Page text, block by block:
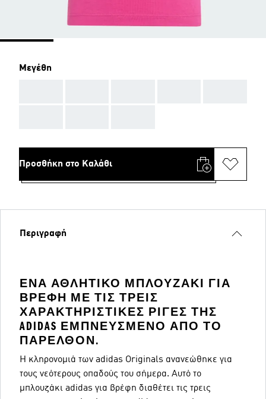
Μεγέθη
Προσθήκη στο Καλάθι
Περιγραφή
ΈΝΑ ΑΘΛΗΤΙΚΌ ΜΠΛΟΥΖΆΚΙ ΓΙΑ
ΒΡΈΦΗ ΜΕ ΤΙΣ ΤΡΕΙΣ
ΧΑΡΑΚΤΗΡΙΣΤΙΚΈΣ ΡΊΓΕΣ ΤΗΣ
ADIDAS ΕΜΠΝΕΥΣΜΈΝΟ ΑΠΌ ΤΟ
ΠΑΡΕΛΘΌΝ.
Η κληρονομιά των adidas Originals ανανεώθηκε για
τους νεότερους οπαδούς του σήμερα. Αυτό το
μπλουζάκι adidas για βρέφη διαθέτει τις τρεις